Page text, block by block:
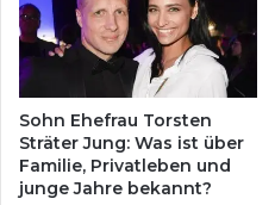
Sohn Ehefrau Torsten
Sträter Jung: Was ist über
Familie, Privatleben und
junge Jahre bekannt?